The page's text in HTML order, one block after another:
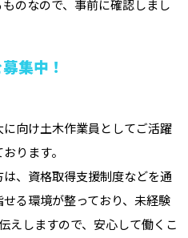
のなので、事前に確認しまし
集中！
向け土木作業員としてご活躍
ります。
、資格取得支援制度などを通
る環境が整っており、未経験
えしますので、安心して働くこ